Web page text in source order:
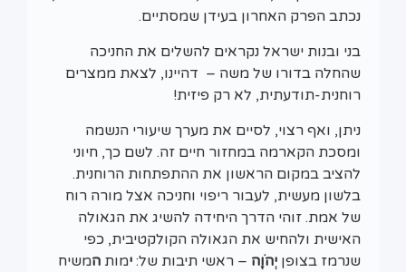
נכתב הפרק האחרון בעידן שמסתיים.
בני ובנות ישראל נקראים להשלים את החניכה
שהחלה בדורו של משה – דהיינו, לצאת ממצרים
רוחנית-תודעתית, לא רק פיזית!
ניתן, ואף רצוי, לסיים את מערך שיעורי הנשמה
ומסכת הקארמה במחזור חיים זה. לשם כך, חיוני
להציב במקום הראשון את ההתפתחות הרוחנית.
בלשון מעשית, לעבור ריפוי וחניכה אצל מורה רוח
של אמת. זוהי הדרך היחידה להשיג את הגאולה
האישית ולהחיש את הגאולה הקולקטיבית, כפי
שנרמז בצופן יְהֹוָה – ראשי תיבות של: ימות המשיח